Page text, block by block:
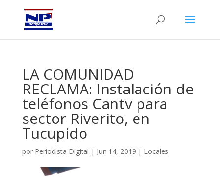
LA COMUNIDAD
RECLAMA: Instalación de
teléfonos Cantv para
sector Riverito, en
Tucupido
por Periodista Digital | Jun 14, 2019 | Locales